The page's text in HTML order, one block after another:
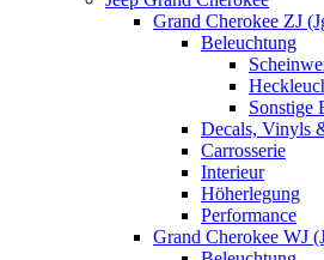
Grand Cherokee ZJ
Beleuchtung
Sonstige
Decals, Vinyls
Carrosserie
Interieur
Höherlegung
Performance
Grand Cherokee WJ